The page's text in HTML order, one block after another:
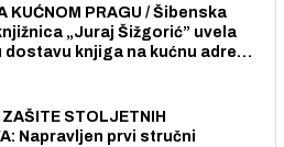
KUĆNOM PRAGU / Šibenska
„Juraj Šižgorić” uvela
dostavu knjiga na kućnu adresu
STOLJETNIH
Napravljen prvi stručni